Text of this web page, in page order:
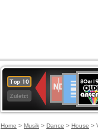
Top 10
Zuletzt
80er
90er
OLDIE
SWR
Kultur
NDR
2
Home > Musik > Dance > House >